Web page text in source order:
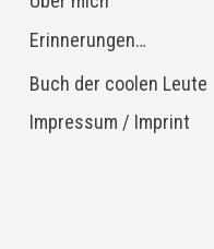
Erinnerungen…
Buch der coolen Leute
Impressum / Imprint